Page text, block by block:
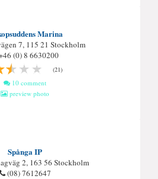
Marina
7, 115 21 Stockholm
(0) 8 6630200
(21)
10 comment
preview photo
Spånga IP
2, 163 56 Stockholm
(08) 7612647